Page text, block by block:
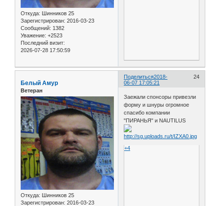
Откуда: Шинников 25
Зарегистрирован: 2016-03-23
Сообщений: 1382
Уважение: +2523
Последний визит:
2026-07-28 17:50:59
Поделиться 24
2018-
06-07 17:05:21
Белый Амур
Ветеран
Откуда: Шинников 25
Зарегистрирован: 2016-03-23
Заежали спонсоры привезли
форму и шнуры огромное
спасибо компании
"ПИРАНЬЯ" и NAUTILUS
+4